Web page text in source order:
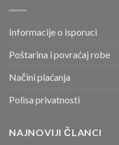
Informacije o isporuci
Poštarina i povraćaj robe
Načini plaćanja
Polisa privatnosti
NAJNOVIJI ČLANCI